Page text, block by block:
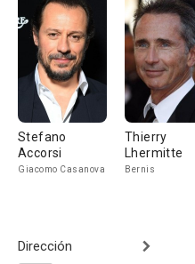
Stefano
Accorsi
Giacomo Casanova
Thierry
Lhermitte
Bernis
Dirección